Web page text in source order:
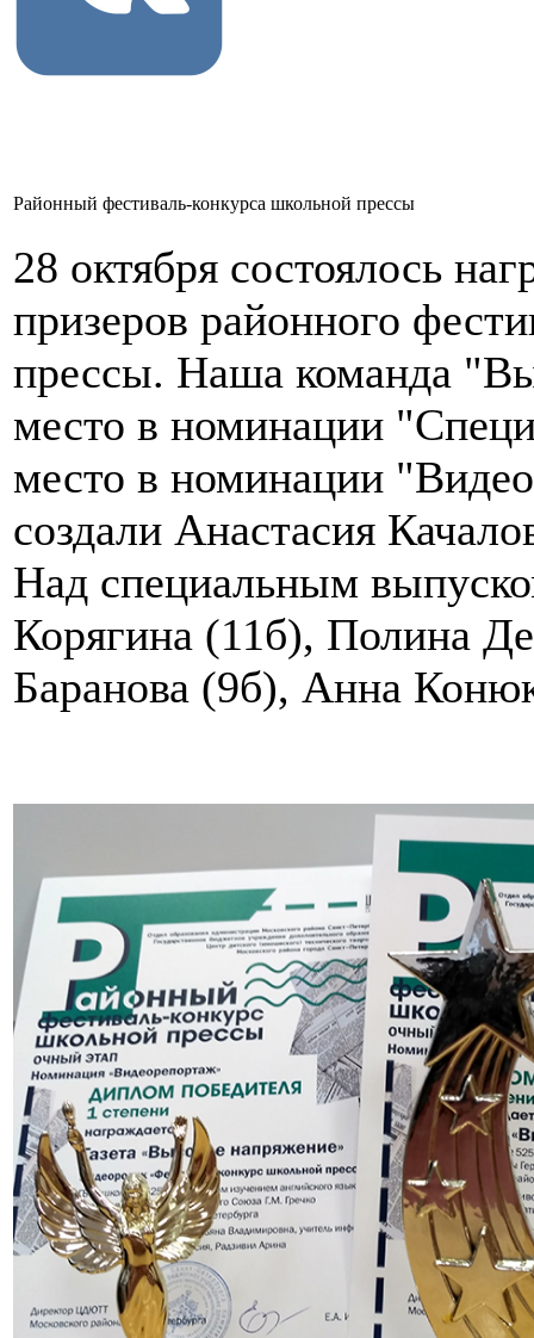
Районный фестиваль-конкурса школьной прессы
28 октября состоялось
призеров районного
прессы. Наша команда
место в номинации
место в номинации
создали Анастасия
Над специальным
Корягина (11б), Полина
Баранова (9б), Анна